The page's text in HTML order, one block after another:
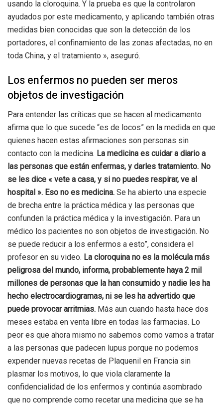
usando la cloroquina. Y la prueba es que la controlaron
ayudados por este medicamento, y aplicando también otras
medidas bien conocidas que son la detección de los
portadores, el confinamiento de las zonas afectadas, no en
toda China, y el tratamiento », aseguró.
Los enfermos no pueden ser meros
objetos de investigación
Para entender las críticas que se hacen al medicamento
afirma que lo que sucede “es de locos” en la medida en que
quienes hacen estas afirmaciones son personas sin
contacto con la medicina. La medicina es cuidar a diario a
las personas que están enfermas, y darles tratamiento. No
se les dice « vete a casa, y si no puedes respirar, ve al
hospital ». Eso no es medicina. Se ha abierto una especie
de brecha entre la práctica médica y las personas que
confunden la práctica médica y la investigación. Para un
médico los pacientes no son objetos de investigación. No
se puede reducir a los enfermos a esto”, considera el
profesor en su video. La cloroquina no es la molécula más
peligrosa del mundo, informa, probablemente haya 2 mil
millones de personas que la han consumido y nadie les ha
hecho electrocardiogramas, ni se les ha advertido que
puede provocar arritmias. Más aun cuando hasta hace dos
meses estaba en venta libre en todas las farmacias. Lo
peor es que ahora mismo no sabemos como vamos a tratar
a las personas que padecen lupus porque no podemos
expender nuevas recetas de Plaquenil en Francia sin
plasmar los motivos, lo que viola claramente la
confidencialidad de los enfermos y continúa asombrado
que no comprende como recetar una medicina que se ha